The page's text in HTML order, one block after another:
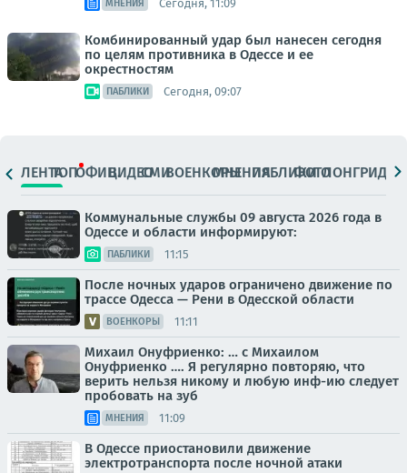
МНЕНИЯ Сегодня, 11:09
Комбинированный удар был нанесен сегодня
по целям противника в Одессе и ее
окрестностям
ПАБЛИКИ Сегодня, 09:07
ЛЕНТАТОПОФИЦ.ВИДЕОСМИВОЕНКОРЫМНЕНИЯПАБЛИКИ
ФОТОЛОНГРИДЫ
Коммунальные службы 09 августа 2026 года в
Одессе и области информируют:
ПАБЛИКИ 11:15
После ночных ударов ограничено движение по
трассе Одесса — Рени в Одесской области
ВОЕНКОРЫ 11:11
Михаил Онуфриенко: … с Михаилом
Онуфриенко …. Я регулярно повторяю, что
верить нельзя никому и любую инф-ию следует
пробовать на зуб
МНЕНИЯ 11:09
В Одессе приостановили движение
электротранспорта после ночной атаки